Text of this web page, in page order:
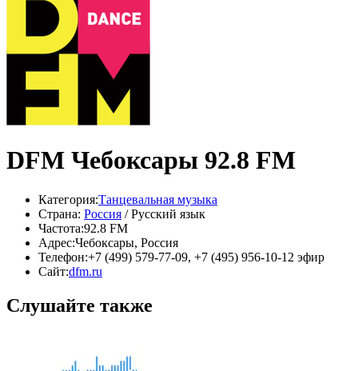
DFM Чебоксары 92.8 FM
Категория:Танцевальная музыка
Страна: Россия / Русский язык
Частота:92.8 FM
Адрес:Чебоксары, Россия
Телефон:+7 (499) 579-77-09, +7 (495) 956-10-12 эфир
Сайт:dfm.ru
Слушайте также